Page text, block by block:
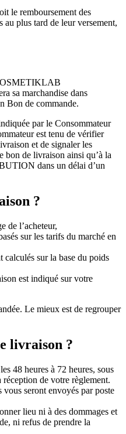
le remboursement des
au plus tard de leur versement,
sa marchandise dans
Bon de commande.
par le Consommateur
est tenu de vérifier
et de signaler les
bon de livraison ainsi qu’à la
dans un délai d’un
?
de l’acheteur,
sur les tarifs du marché en
calculés sur la base du poids
est indiqué sur votre
Le mieux est de regrouper
livraison ?
48 heures à 72 heures, sous
de votre règlement.
seront envoyés par poste
lieu ni à des dommages et
ni refus de prendre la